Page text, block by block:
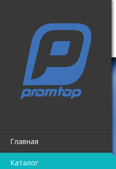
Главная
Каталог